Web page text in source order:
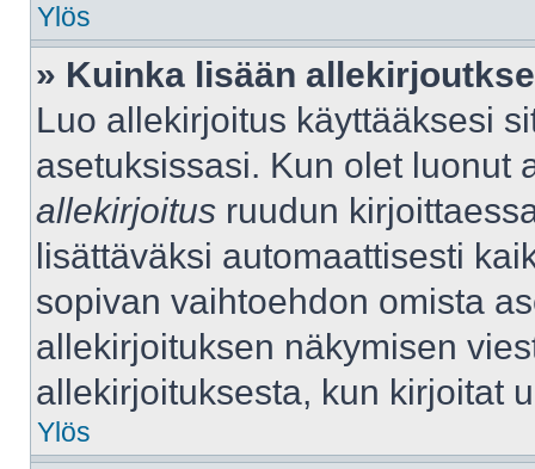
Ylös
» Kuinka lisään
Luo allekirjoitus käyttääksesi
asetuksissasi. Kun olet luonut
allekirjoitus ruudun
lisättäväksi automaattisesti
sopivan vaihtoehdon omista
allekirjoituksen näkymisen
allekirjoituksesta, kun kirjoitat
Ylös